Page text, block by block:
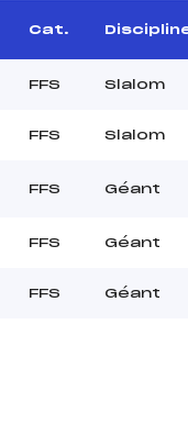
Cat.
FFS Slalom
FFS Slalom
FFS Géant
FFS Géant
FFS Géant